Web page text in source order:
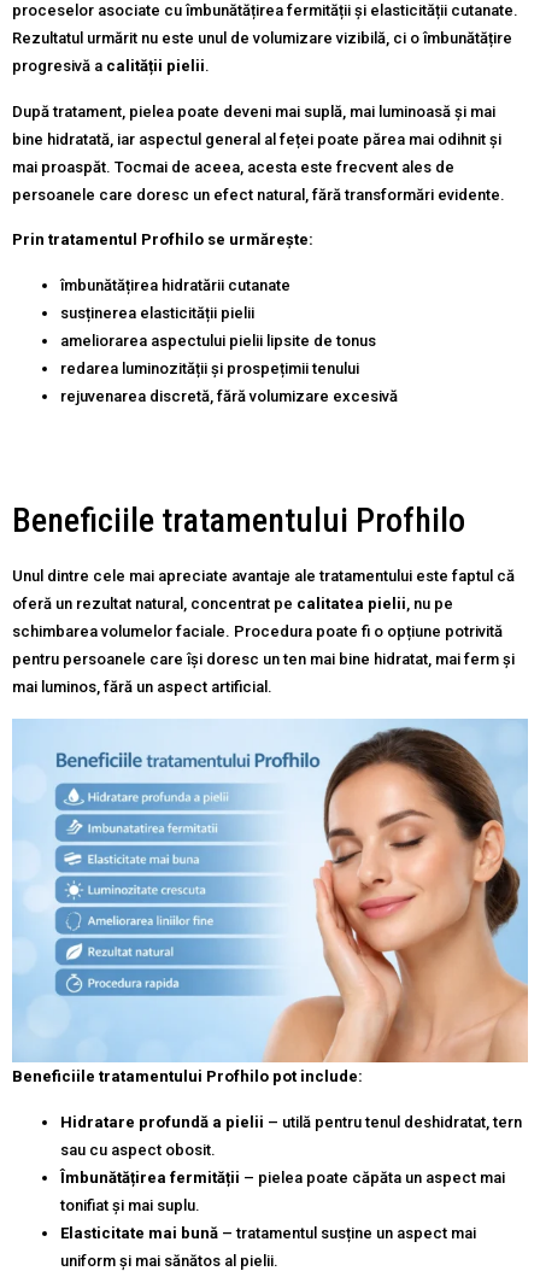
proceselor asociate cu îmbunătățirea fermității și elasticității cutanate.
Rezultatul urmărit nu este unul de volumizare vizibilă, ci o îmbunătățire
progresivă a calității pielii.
După tratament, pielea poate deveni mai suplă, mai luminoasă și mai
bine hidratată, iar aspectul general al feței poate părea mai odihnit și
mai proaspăt. Tocmai de aceea, acesta este frecvent ales de
persoanele care doresc un efect natural, fără transformări evidente.
Prin tratamentul Profhilo se urmărește:
îmbunătățirea hidratării cutanate
susținerea elasticității pielii
ameliorarea aspectului pielii lipsite de tonus
redarea luminozității și prospețimii tenului
rejuvenarea discretă, fără volumizare excesivă
Beneficiile tratamentului Profhilo
Unul dintre cele mai apreciate avantaje ale tratamentului este faptul că
oferă un rezultat natural, concentrat pe calitatea pielii, nu pe
schimbarea volumelor faciale. Procedura poate fi o opțiune potrivită
pentru persoanele care își doresc un ten mai bine hidratat, mai ferm și
mai luminos, fără un aspect artificial.
Beneficiile tratamentului Profhilo pot include:
Hidratare profundă a pielii – utilă pentru tenul deshidratat, tern
sau cu aspect obosit.
Îmbunătățirea fermității – pielea poate căpăta un aspect mai
tonifiat și mai suplu.
Elasticitate mai bună – tratamentul susține un aspect mai
uniform și mai sănătos al pielii.